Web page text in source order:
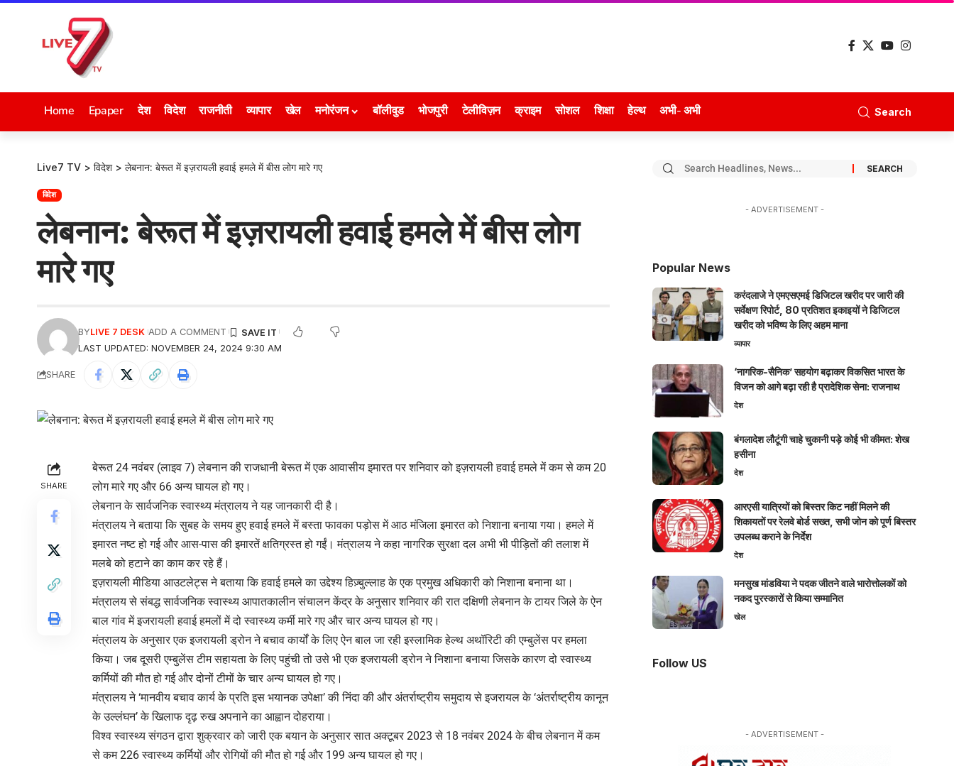
Home Epaper देश विदेश राजनीती व्यापार खेल मनोरंजन बॉलीवुड भोजपुरी टेलीविज़न क्राइम सोशल शिक्षा हेल्थ अभी- अभी Search
Live7 TV > विदेश > लेबनान: बेरूत में इज़रायली हवाई हमले में बीस लोग मारे गए
विदेश
लेबनान: बेरूत में इज़रायली हवाई हमले में बीस लोग
मारे गए
LAST UPDATED: NOVEMBER 24, 2024 9:30 AM
BYLIVE 7 DESK ADD A COMMENT
SHARE
SHARE
बेरूत 24 नवंबर (लाइव 7) लेबनान की राजधानी बेरूत में एक आवासीय इमारत पर शनिवार को इज़रायली हवाई हमले में कम से कम 20
लोग मारे गए और 66 अन्य घायल हो गए।
लेबनान के सार्वजनिक स्वास्थ्य मंत्रालय ने यह जानकारी दी है।
मंत्रालय ने बताया कि सुबह के समय हुए हवाई हमले में बस्ता फावका पड़ोस में आठ मंजिला इमारत को निशाना बनाया गया। हमले में
इमारत नष्ट हो गई और आस-पास की इमारतें क्षतिग्रस्त हो गईं। मंत्रालय ने कहा नागरिक सुरक्षा दल अभी भी पीड़ितों की तलाश में
मलबे को हटाने का काम कर रहे हैं।
इज़रायली मीडिया आउटलेट्स ने बताया कि हवाई हमले का उद्देश्य हिज़्बुल्लाह के एक प्रमुख अधिकारी को निशाना बनाना था।
मंत्रालय से संबद्ध सार्वजनिक स्वास्थ्य आपातकालीन संचालन केंद्र के अनुसार शनिवार की रात दक्षिणी लेबनान के टायर जिले के ऐन
बाल गांव में इजरायली हवाई हमलों में दो स्वास्थ्य कर्मी मारे गए और चार अन्य घायल हो गए।
मंत्रालय के अनुसार एक इजरायली ड्रोन ने बचाव कार्यों के लिए ऐन बाल जा रही इस्लामिक हेल्थ अथॉरिटी की एम्बुलेंस पर हमला
किया। जब दूसरी एम्बुलेंस टीम सहायता के लिए पहुंची तो उसे भी एक इजरायली ड्रोन ने निशाना बनाया जिसके कारण दो स्वास्थ्य
कर्मियों की मौत हो गई और दोनों टीमों के चार अन्य घायल हो गए।
मंत्रालय ने ‘मानवीय बचाव कार्य के प्रति इस भयानक उपेक्षा’ की निंदा की और अंतर्राष्ट्रीय समुदाय से इजरायल के ‘अंतर्राष्ट्रीय कानून
के उल्लंघन’ के खिलाफ दृढ़ रुख अपनाने का आह्वान दोहराया।
विश्व स्वास्थ्य संगठन द्वारा शुक्रवार को जारी एक बयान के अनुसार सात अक्टूबर 2023 से 18 नवंबर 2024 के बीच लेबनान में कम
से कम 226 स्वास्थ्य कर्मियों और रोगियों की मौत हो गई और 199 अन्य घायल हो गए।
- ADVERTISEMENT -
Popular News
करंदलाजे ने एमएसएमई डिजिटल खरीद पर जारी की
सर्वेक्षण रिपोर्ट, 80 प्रतिशत इकाइयों ने डिजिटल
खरीद को भविष्य के लिए अहम माना
व्यापार
‘नागरिक-सैनिक’ सहयोग बढ़ाकर विकसित भारत के
विजन को आगे बढ़ा रही है प्रादेशिक सेना: राजनाथ
देश
बंगलादेश लौटूंगी चाहे चुकानी पड़े कोई भी कीमत: शेख
हसीना
देश
आरएसी यात्रियों को बिस्तर किट नहीं मिलने की
शिकायतों पर रेलवे बोर्ड सख्त, सभी जोन को पूर्ण बिस्तर
उपलब्ध कराने के निर्देश
देश
मनसुख मांडविया ने पदक जीतने वाले भारोत्तोलकों को
नकद पुरस्कारों से किया सम्मानित
खेल
Follow US
- ADVERTISEMENT -